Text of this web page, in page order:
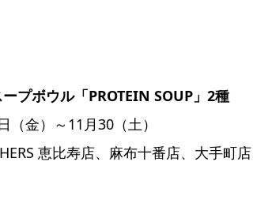
プボウル「PROTEIN SOUP」2種
金）～11月30（土）
恵比寿店、麻布十番店、大手町